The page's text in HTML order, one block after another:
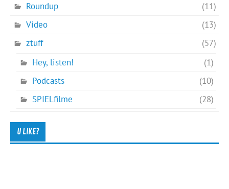
Roundup
(11)
Video
(13)
ztuff
(57)
Hey, listen!
(1)
Podcasts
(10)
SPIELfilme
(28)
U LIKE?